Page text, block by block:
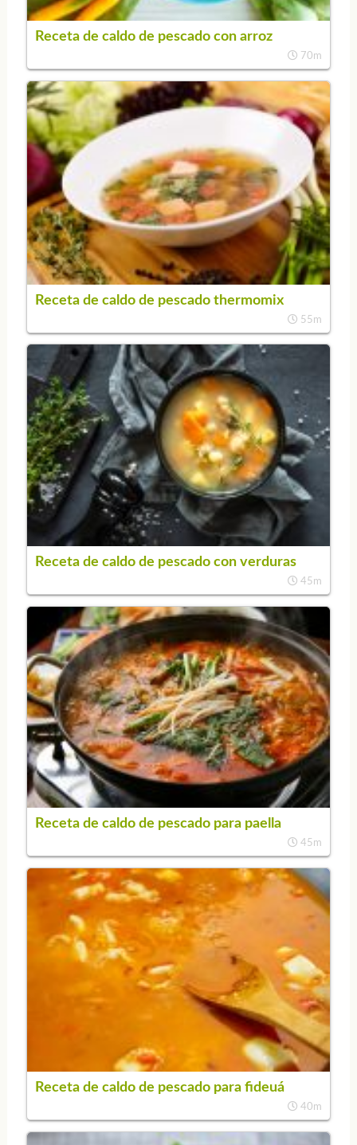
Receta de caldo de pescado con arroz
70m
Receta de caldo de pescado thermomix
55m
Receta de caldo de pescado con verduras
45m
Receta de caldo de pescado para paella
45m
Receta de caldo de pescado para fideuá
40m